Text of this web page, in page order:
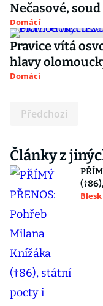
Nečasové,
Domácí
Pravice vítá
hlavy
Domácí
Předchozí
Články z